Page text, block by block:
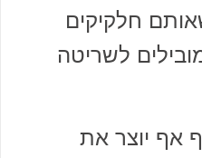
חלקיקים
לשריטה
אף יוצר את